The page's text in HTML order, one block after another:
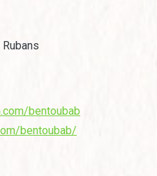
bentoubab
bentoubab/